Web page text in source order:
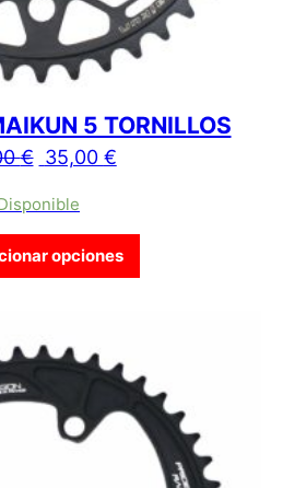
5 TORNILLOS
€ El precio original era:
35,00 €El precio actual
opciones